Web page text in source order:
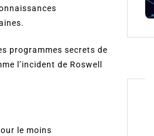
programmes secrets de
l’incident de Roswell
le moins